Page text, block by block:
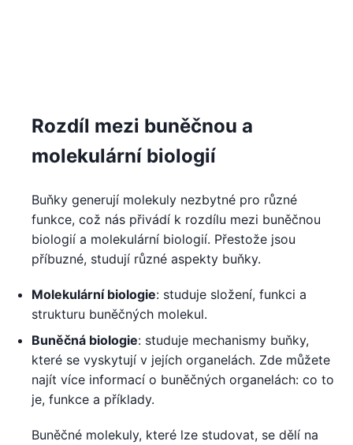
Rozdíl mezi buněčnou a
molekulární biologií
Buňky generují molekuly nezbytné pro různé
funkce, což nás přivádí k rozdílu mezi buněčnou
biologií a molekulární biologií. Přestože jsou
příbuzné, studují různé aspekty buňky.
Molekulární biologie: studuje složení, funkci a
strukturu buněčných molekul.
Buněčná biologie: studuje mechanismy buňky,
které se vyskytují v jejích organelách. Zde můžete
najít více informací o buněčných organelách: co to
je, funkce a příklady.
Buněčné molekuly, které lze studovat, se dělí na